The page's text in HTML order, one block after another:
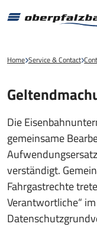
Home Service & Contact
Die
gemeinsame
verständigt.
Fahrgastrechte
Verantwortliche“